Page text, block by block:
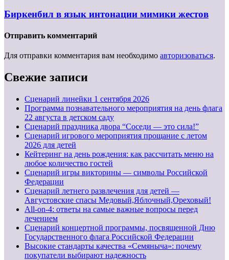
Биркенбил в язык интонации мимики жестов
Отправить комментарий
Для отправки комментария вам необходимо авторизоваться.
Свежие записи
Cценарий линейки 1 сентября 2026
Программа познавательного мероприятия на день флага
22 августа в детском саду
Сценарий праздника двора “Соседи — это сила!”
Сценарий игрового мероприятия прощание с летом
2026 для детей
Кейтеринг на день рождения: как рассчитать меню на
любое количество гостей
Сценарий игры викторины — символы Российской
Федерации
Сценарий летнего развлечения для детей —
Августовские спасы Медовый,Яблочный,Ореховый!
All-on-4: ответы на самые важные вопросы перед
лечением
Сценарий концертной программы, посвященной Дню
Государственного флага Российской Федерации
Высокие стандарты качества «Семяныча»: почему
покупатели выбирают надежность